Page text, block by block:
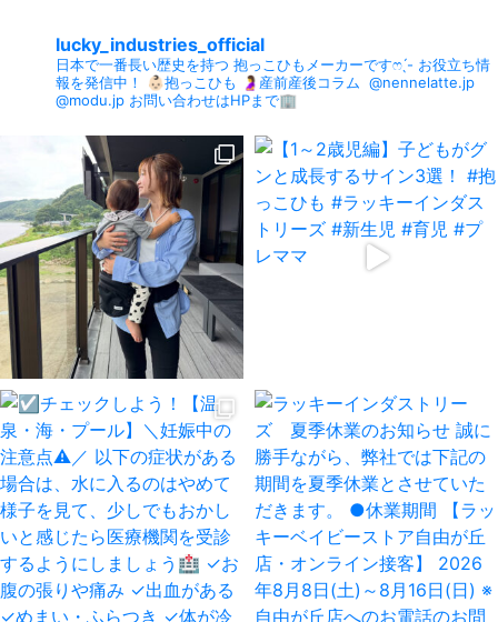
lucky_industries_official
日本で一番長い歴史を持つ 抱っこひもメーカーですෆ ̖́- お役立ち情
報を発信中！
👶🏻抱っこひも 🤰産前産後コラム @nennelatte.jp
@modu.jp お問い合わせはHPまで🏢